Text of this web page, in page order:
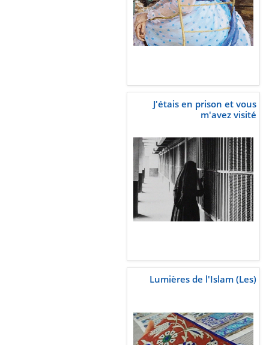
J'étais en prison et vous
m'avez visité
Lumières de l'Islam (Les)